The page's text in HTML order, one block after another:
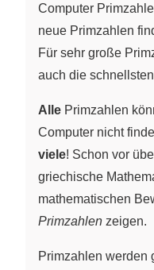
Computer
neue Primzahlen
Für sehr große
auch die
Alle Primzahlen
Computer nicht
viele! Schon vor
griechische
mathematischen
Primzahlen zeigen.
Primzahlen werden